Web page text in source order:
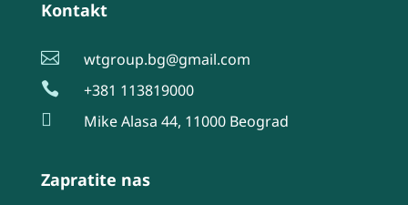
Kontakt
 wtgroup.bg@gmail.com

+381 113819000

Mike Alasa 44, 11000 Beograd
Zapratite nas